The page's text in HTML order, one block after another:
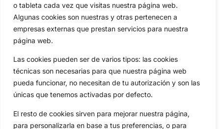
o tableta cada vez que visitas nuestra página web.
Algunas cookies son nuestras y otras pertenecen a
empresas externas que prestan servicios para nuestra
página web.
Las cookies pueden ser de varios tipos: las cookies
técnicas son necesarias para que nuestra página web
pueda funcionar, no necesitan de tu autorización y son las
únicas que tenemos activadas por defecto.
El resto de cookies sirven para mejorar nuestra página,
para personalizarla en base a tus preferencias, o para
Circuitos
Especiales
Vídeos
De Interés
Compañía
Política de Privacidad
Publicidad